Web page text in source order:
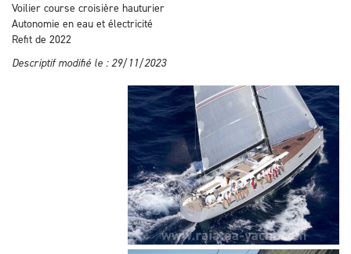
Voilier course croisière hauturier
Autonomie en eau et électricité
Refit de 2022
Descriptif modifié le : 29/11/2023